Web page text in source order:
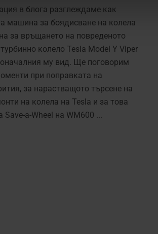
в блога разглеждаме как
машина за боядисване на колела
за връщането на повреденото
колело Tesla Model Y Viper
му вид. Ще поговорим
при поправката на
за нарастващото търсене на
на колела на Tesla и за това
a-Wheel на WM600 ...